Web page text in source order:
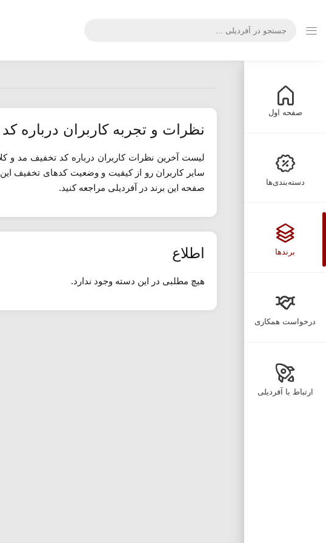
صفحه اول
دسته‌بندی‌ها
برندها
درخواست همکاری
ارتباط با آفردیلی
نظرات و تجربه کاربران درباره
لیست آخرین نظرات کاربران درباره کد تخفیف مد
سایر کاربران رو از کیفیت و وضعیت کدهای تخفیف
صفحه این برند در آفردیلی مراجعه کنید.
اطلاع
هیچ مطلبی در این دسته وجود ندارد.